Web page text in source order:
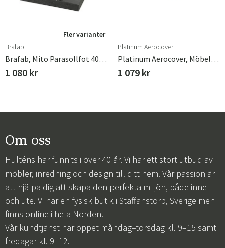
Fler varianter
Brafab
Brafab, Mito Parasollfot 40 Kg Granit
1 080 kr
Platinum Aerocover
Platinum Aerocover, Möbelskydd Runt 200cm
1 079 kr
Om oss
Hulténs har funnits i över 40 år. Vi har ett stort utbud av
möbler, inredning och design till ditt hem. Vår passion är
att hjälpa dig att skapa den perfekta miljön, både inne
och ute. Vi har en fysisk butik i Staffanstorp, Sverige men
finns online i hela Norden.
Vår kundtjänst har öppet måndag–torsdag kl. 9–15 samt
fredagar kl. 9–12.